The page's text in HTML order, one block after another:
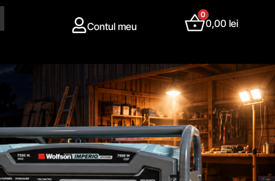
Contul meu
0
0,00lei